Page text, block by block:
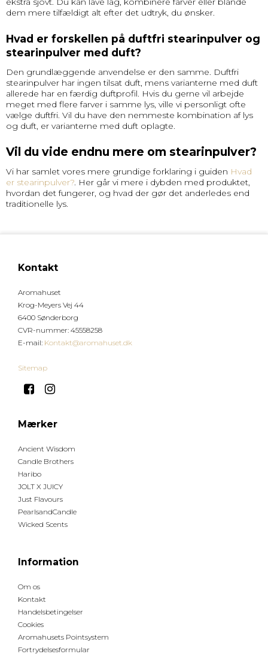
dem mere tilfældigt alt efter det udtryk, du ønsker.
Hvad er forskellen på duftfri stearinpulver og
stearinpulver med duft?
Den grundlæggende anvendelse er den samme. Duftfri
stearinpulver har ingen tilsat duft, mens varianterne med duft
allerede har en færdig duftprofil. Hvis du gerne vil arbejde
meget med flere farver i samme lys, ville vi personligt ofte
vælge duftfri. Vil du have den nemmeste kombination af lys
og duft, er varianterne med duft oplagte.
Vil du vide endnu mere om stearinpulver?
Vi har samlet vores mere grundige forklaring i guiden Hvad
er stearinpulver?. Her går vi mere i dybden med produktet,
hvordan det fungerer, og hvad der gør det anderledes end
traditionelle lys.
Kontakt
Aromahuset
Krog-Meyers Vej 44
6400 Sønderborg
CVR-nummer: 45558258
E-mail: Kontakt@aromahuset.dk
Sitemap
Mærker
Ancient Wisdom
Candle Brothers
Haribo
JOLT X JUICY
Just Flavours
PearlsandCandle
Wicked Scents
Information
Om os
Kontakt
Handelsbetingelser
Cookies
Aromahusets Pointsystem
Fortrydelsesformular